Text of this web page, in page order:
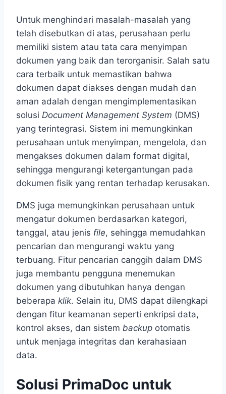
Untuk menghindari masalah-masalah yang
telah disebutkan di atas, perusahaan perlu
memiliki sistem atau tata cara menyimpan
dokumen yang baik dan terorganisir. Salah satu
cara terbaik untuk memastikan bahwa
dokumen dapat diakses dengan mudah dan
aman adalah dengan mengimplementasikan
solusi Document Management System (DMS)
yang terintegrasi. Sistem ini memungkinkan
perusahaan untuk menyimpan, mengelola, dan
mengakses dokumen dalam format digital,
sehingga mengurangi ketergantungan pada
dokumen fisik yang rentan terhadap kerusakan.
DMS juga memungkinkan perusahaan untuk
mengatur dokumen berdasarkan kategori,
tanggal, atau jenis file, sehingga memudahkan
pencarian dan mengurangi waktu yang
terbuang. Fitur pencarian canggih dalam DMS
juga membantu pengguna menemukan
dokumen yang dibutuhkan hanya dengan
beberapa klik. Selain itu, DMS dapat dilengkapi
dengan fitur keamanan seperti enkripsi data,
kontrol akses, dan sistem backup otomatis
untuk menjaga integritas dan kerahasiaan
data.
Solusi PrimaDoc untuk